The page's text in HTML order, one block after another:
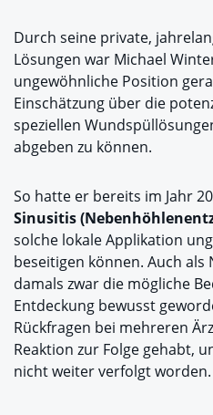
Durch seine private,
Lösungen war Michael
ungewöhnliche Position
Einschätzung über die
speziellen
abgeben zu können.
So hatte er bereits im Jahr
Sinusitis
solche lokale Applikation
beseitigen können. Auch
damals zwar die mögliche
Entdeckung bewusst
Rückfragen bei mehreren
Reaktion zur Folge gehabt,
nicht weiter verfolgt worden.